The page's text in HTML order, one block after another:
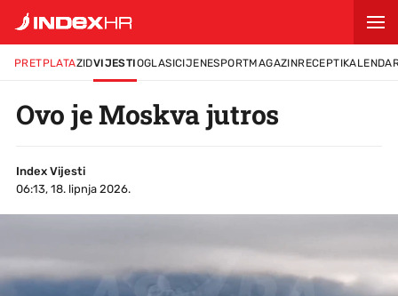
PRETPLATAZIDVIJESTIOGLASICIJENESPORTMAGAZINRECEPTI
Ovo je Moskva jutros
Index Vijesti
06:13, 18. lipnja 2026.